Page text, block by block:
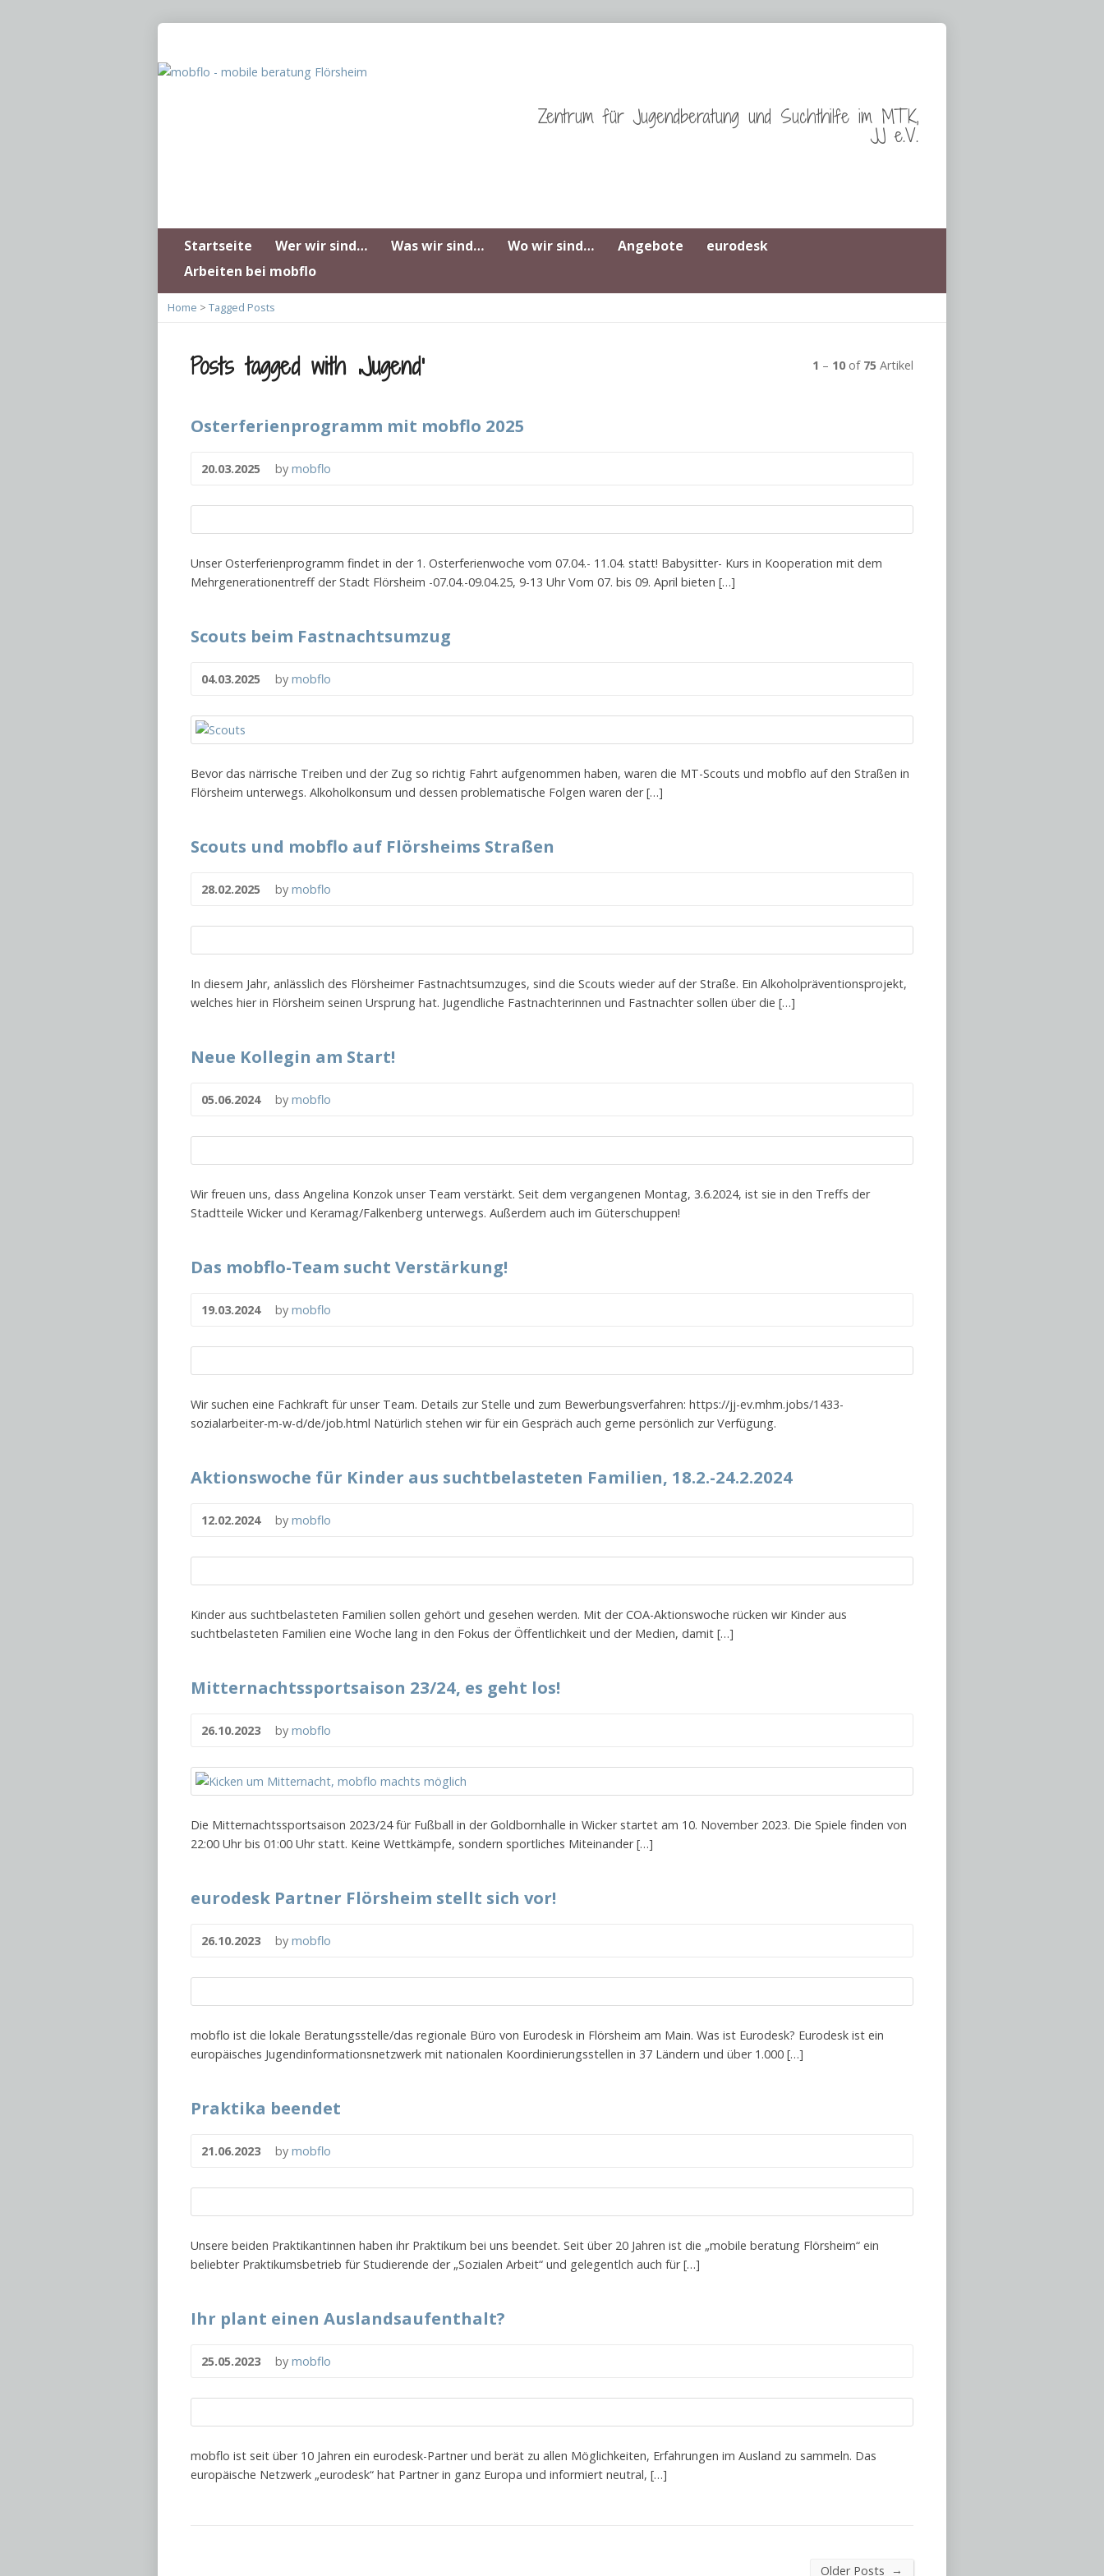
Zentrum für Jugendberatung und Suchthilfe im MTK,
JJ e.V.
Startseite Wer wir sind… Was wir sind… Wo wir sind… Angebote
eurodesk
Arbeiten bei mobflo
Home > Tagged Posts
Posts tagged with ‚Jugend‘ 1 – 10 of 75 Artikel
Osterferienprogramm mit mobflo 2025
20.03.2025 by mobflo
Unser Osterferienprogramm findet in der 1. Osterferienwoche vom 07.04.- 11.04. statt! Babysitter- Kurs in Kooperation mit dem
Mehrgenerationentreff der Stadt Flörsheim -07.04.-09.04.25, 9-13 Uhr Vom 07. bis 09. April bieten […]
Scouts beim Fastnachtsumzug
04.03.2025 by mobflo
Bevor das närrische Treiben und der Zug so richtig Fahrt aufgenommen haben, waren die MT-Scouts und mobflo auf den Straßen in
Flörsheim unterwegs. Alkoholkonsum und dessen problematische Folgen waren der […]
Scouts und mobflo auf Flörsheims Straßen
28.02.2025 by mobflo
In diesem Jahr, anlässlich des Flörsheimer Fastnachtsumzuges, sind die Scouts wieder auf der Straße. Ein Alkoholpräventionsprojekt,
welches hier in Flörsheim seinen Ursprung hat. Jugendliche Fastnachterinnen und Fastnachter sollen über die […]
Neue Kollegin am Start!
05.06.2024 by mobflo
Wir freuen uns, dass Angelina Konzok unser Team verstärkt. Seit dem vergangenen Montag, 3.6.2024, ist sie in den Treffs der
Stadtteile Wicker und Keramag/Falkenberg unterwegs. Außerdem auch im Güterschuppen!
Das mobflo-Team sucht Verstärkung!
19.03.2024 by mobflo
Wir suchen eine Fachkraft für unser Team. Details zur Stelle und zum Bewerbungsverfahren: https://jj-ev.mhm.jobs/1433-
sozialarbeiter-m-w-d/de/job.html Natürlich stehen wir für ein Gespräch auch gerne persönlich zur Verfügung.
Aktionswoche für Kinder aus suchtbelasteten Familien, 18.2.-24.2.2024
12.02.2024 by mobflo
Kinder aus suchtbelasteten Familien sollen gehört und gesehen werden. Mit der COA-Aktionswoche rücken wir Kinder aus
suchtbelasteten Familien eine Woche lang in den Fokus der Öffentlichkeit und der Medien, damit […]
Mitternachtssportsaison 23/24, es geht los!
26.10.2023 by mobflo
Die Mitternachtssportsaison 2023/24 für Fußball in der Goldbornhalle in Wicker startet am 10. November 2023. Die Spiele finden von
22:00 Uhr bis 01:00 Uhr statt. Keine Wettkämpfe, sondern sportliches Miteinander […]
eurodesk Partner Flörsheim stellt sich vor!
26.10.2023 by mobflo
mobflo ist die lokale Beratungsstelle/das regionale Büro von Eurodesk in Flörsheim am Main. Was ist Eurodesk? Eurodesk ist ein
europäisches Jugendinformationsnetzwerk mit nationalen Koordinierungsstellen in 37 Ländern und über 1.000 […]
Praktika beendet
21.06.2023 by mobflo
Unsere beiden Praktikantinnen haben ihr Praktikum bei uns beendet. Seit über 20 Jahren ist die „mobile beratung Flörsheim“ ein
beliebter Praktikumsbetrieb für Studierende der „Sozialen Arbeit“ und gelegentlch auch für […]
Ihr plant einen Auslandsaufenthalt?
25.05.2023 by mobflo
mobflo ist seit über 10 Jahren ein eurodesk-Partner und berät zu allen Möglichkeiten, Erfahrungen im Ausland zu sammeln. Das
europäische Netzwerk „eurodesk“ hat Partner in ganz Europa und informiert neutral, […]
Older Posts →